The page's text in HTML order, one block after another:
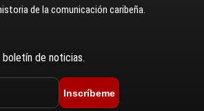
de la comunicación caribeña.
de noticias.
Inscríbeme